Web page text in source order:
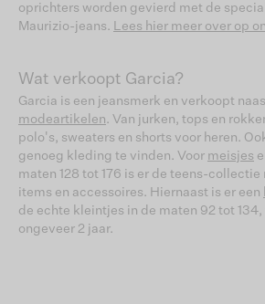
oprichters worden gevierd met de
Maurizio-jeans.
Lees hier meer over op
Wat verkoopt Garcia?
Garcia is een jeansmerk en verkoopt
modeartikelen . Van jurken, tops en
polo's, sweaters en shorts voor heren.
genoeg kleding te vinden. Voor meisjes
maten 128 tot 176 is er de teens-
items en accessoires. Hiernaast is er een
de echte kleintjes in de maten 92 tot
ongeveer 2 jaar.